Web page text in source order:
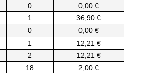
0
0,00 €
1
36,90 €
0
0,00 €
1
12,21 €
2
12,21 €
18 2,00 €